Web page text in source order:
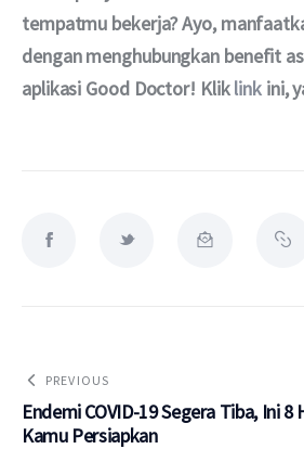
tempatmu bekerja? Ayo,
dengan menghubungkan benefit
aplikasi Good Doctor! Klik link ini,
PREVIOUS
Endemi COVID-19 Segera Tiba, Ini 8
Kamu Persiapkan